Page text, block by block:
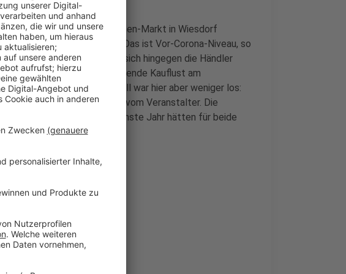
es sich auf dem Christkindchen-Markt in Wiesdorf
und Essensständen. Das ist Vor-Corona-Niveau, so
weniger Andrang mussten sich hingegen die Händler
und die schwindende Kauflust am
auch in Opladen. Generell war hier aber weniger los:
im letzten Jahr da, heißt es vom Veranstalter. Die
entmutigen lassen: Fürs nächste Jahr hätten für beide
unterschrieben.
wieder frei